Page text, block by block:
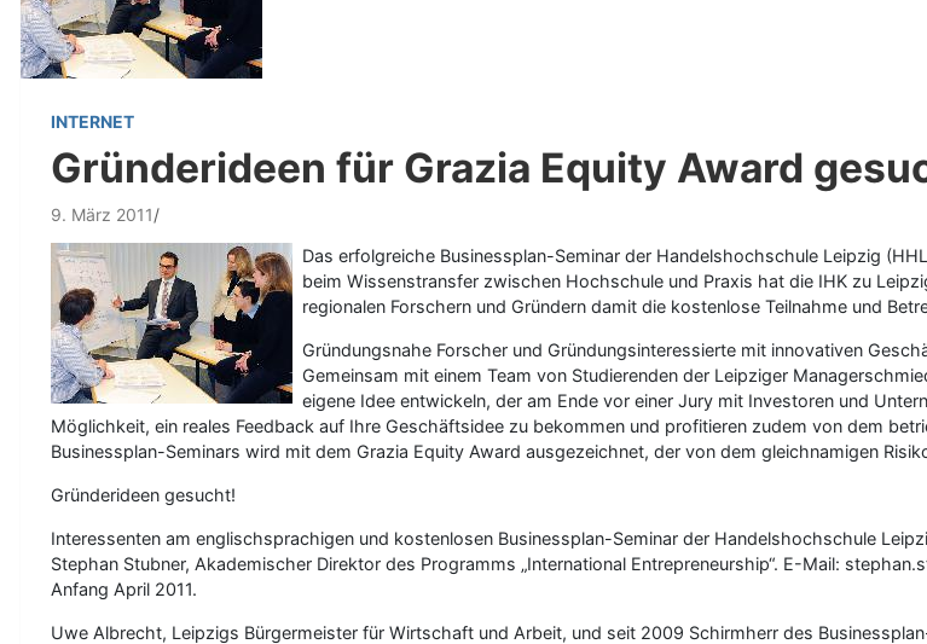
INTERNET
Gründerideen für Grazia Equity Award
9. März 2011
Das erfolgreiche Businessplan-Seminar der Handelshochschule Leipzig
beim Wissenstransfer zwischen Hochschule und Praxis hat die IHK zu
regionalen Forschern und Gründern damit die kostenlose Teilnahme und
Gründungsnahe Forscher und Gründungsinteressierte mit innovativen
Gemeinsam mit einem Team von Studierenden der Leipziger
eigene Idee entwickeln, der am Ende vor einer Jury mit Investoren und
Möglichkeit, ein reales Feedback auf Ihre Geschäftsidee zu bekommen und profitieren zudem von dem
Businessplan-Seminars wird mit dem Grazia Equity Award ausgezeichnet, der von dem gleichnamigen
Gründerideen gesucht!
Interessenten am englischsprachigen und kostenlosen Businessplan-Seminar der Handelshochschule
Stephan Stubner, Akademischer Direktor des Programms „International Entrepreneurship“. E-Mail:
Anfang April 2011.
Uwe Albrecht, Leipzigs Bürgermeister für Wirtschaft und Arbeit, und seit 2009 Schirmherr des